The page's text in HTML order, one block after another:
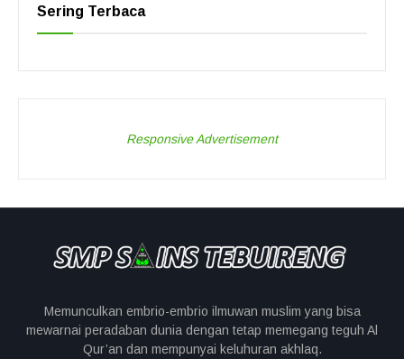
Sering Terbaca
Responsive Advertisement
Memunculkan embrio-embrio ilmuwan muslim yang bisa
mewarnai peradaban dunia dengan tetap memegang teguh Al
Qur’an dan mempunyai keluhuran akhlaq.